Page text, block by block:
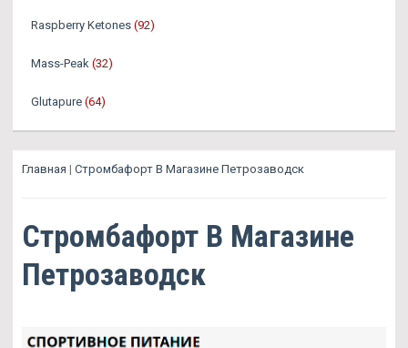
Raspberry Ketones (92)
Mass-Peak (32)
Glutapure (64)
Главная | Стромбафорт В Магазине Петрозаводск
Стромбафорт В Магазине
Петрозаводск